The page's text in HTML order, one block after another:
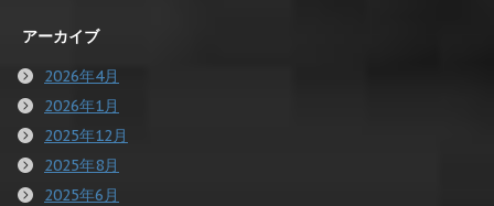
アーカイブ
2026年4月
2026年1月
2025年12月
2025年8月
2025年6月